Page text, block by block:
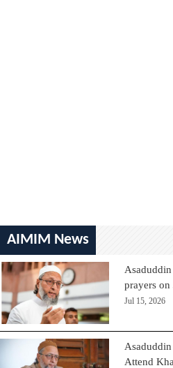
AIMIM News
prayers on
Jul 15, 2026
Attend